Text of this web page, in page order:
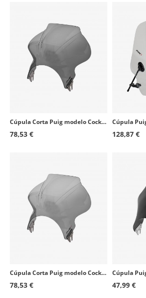
Cúpula Corta Puig modelo Cockpit para Faro Redondo color Ahumado Oscuro 1480F
78,53 € 128,87 €
Cúpula Corta Puig modelo Cockpit para Faro Redondo color Ahumado 1480H
78,53 € 47,99 €